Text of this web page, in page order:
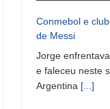
Conmebol e
de Messi
Jorge
e faleceu neste
Argentina [...]